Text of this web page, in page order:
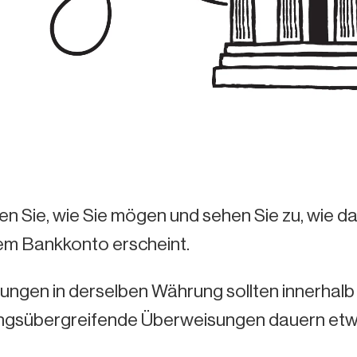
Sie, wie Sie mögen und sehen Sie zu, wie
Bankkonto erscheint.
in derselben Währung sollten
Überweisungen dauern